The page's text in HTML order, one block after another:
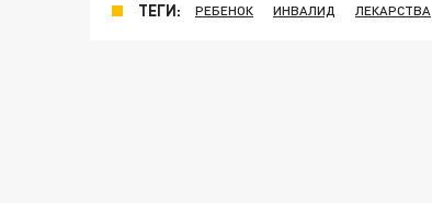
ТЕГИ: РЕБЕНОК ИНВАЛИД ЛЕКАРСТВА